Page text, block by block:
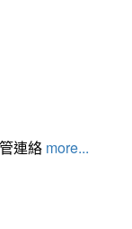
連絡 more...